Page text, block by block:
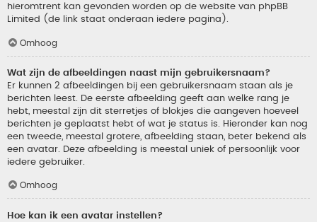
hieromtrent kan gevonden worden op de website van phpBB
Limited (de link staat onderaan iedere pagina).
Omhoog
Wat zijn de afbeeldingen naast mijn gebruikersnaam?
Er kunnen 2 afbeeldingen bij een gebruikersnaam staan als je
berichten leest. De eerste afbeelding geeft aan welke rang je
hebt, meestal zijn dit sterretjes of blokjes die aangeven hoeveel
berichten je geplaatst hebt of wat je status is. Hieronder kan nog
een tweede, meestal grotere, afbeelding staan, beter bekend als
een avatar. Deze afbeelding is meestal uniek of persoonlijk voor
iedere gebruiker.
Omhoog
Hoe kan ik een avatar instellen?